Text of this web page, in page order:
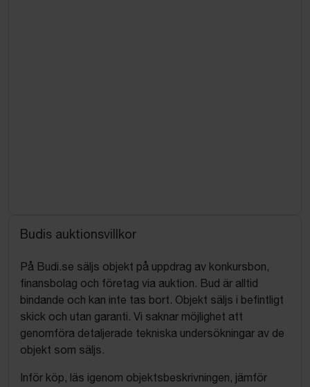
Budis auktionsvillkor
På Budi.se säljs objekt på uppdrag av konkursbon,
finansbolag och företag via auktion. Bud är alltid
bindande och kan inte tas bort. Objekt säljs i befintligt
skick och utan garanti. Vi saknar möjlighet att
genomföra detaljerade tekniska undersökningar av de
objekt som säljs.
Inför köp, läs igenom objektsbeskrivningen, jämför